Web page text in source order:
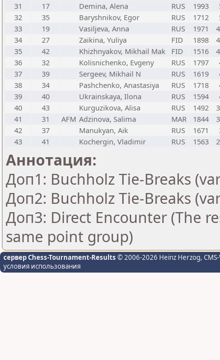
31
17 Demina, Alena RUS 1993
32
35 Baryshnikov, Egor RUS 1712
33
19 Vasiljeva, Anna RUS 1971
34
27 Zaikina, Yuliya FID 1898
35
42 Khizhnyakov, Mikhail Mak FID 1516
36
32 Kolisnichenko, Evgeny RUS 1797
37
39 Sergeev, Mikhail N RUS 1619
38
34 Pashchenko, Anastasiya RUS 1718
39
40 Ukrainskaya, Ilona RUS 1594
40
43 Kurguzikova, Alisa RUS 1492
41
31 AFM Adzinova, Salima MAR 1844
42
37 Manukyan, Aik RUS 1671
43
41 Kochergin, Vladimir RUS 1563
Аннотация:
Доп1: Buchholz Tie-Breaks
Доп2: Buchholz Tie-Breaks
Доп3: Direct Encounter (The
same point group)
сервер Chess-Tournament-Results © 2006-2026 Heinz Herzog,
условия использования